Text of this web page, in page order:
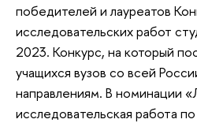
победителей и лауреатов
исследовательских работ
2023. Конкурс, на который
учащихся вузов со всей
направлениям. В номинации
исследовательская работа